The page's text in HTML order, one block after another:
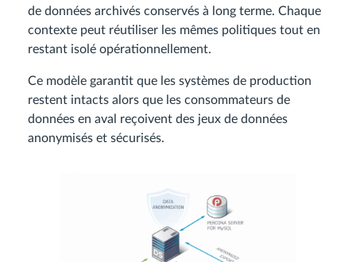
de données archivés conservés à long terme. Chaque
contexte peut réutiliser les mêmes politiques tout en
restant isolé opérationnellement.
Ce modèle garantit que les systèmes de production
restent intacts alors que les consommateurs de
données en aval reçoivent des jeux de données
anonymisés et sécurisés.